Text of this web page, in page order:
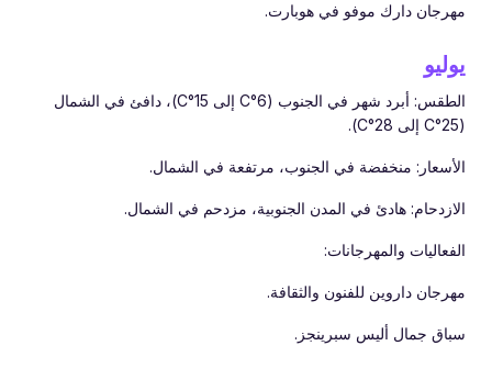
مهرجان دارك موفو في هوبارت.
يوليو
الطقس: أبرد شهر في الجنوب (6°C إلى 15°C)، دافئ في الشمال
(25°C إلى 28°C).
الأسعار: منخفضة في الجنوب، مرتفعة في الشمال.
الازدحام: هادئ في المدن الجنوبية، مزدحم في الشمال.
الفعاليات والمهرجانات:
مهرجان داروين للفنون والثقافة.
سباق جمال أليس سبرينجز.